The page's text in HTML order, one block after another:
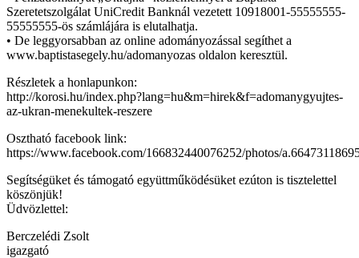
Szeretetszolgálat UniCredit Banknál vezetett 10918001-55555555-
55555555-ös számlájára is elutalhatja.
• De leggyorsabban az online adományozással segíthet a
www.baptistasegely.hu/adomanyozas oldalon keresztül.
Részletek a honlapunkon:
http://korosi.hu/index.php?lang=hu&m=hirek&f=adomanygyujtes-
az-ukran-menekultek-reszere
Osztható facebook link:
https://www.facebook.com/166832440076252/photos/
Segítségüket és támogató együttműködésüket ezúton is tisztelettel
köszönjük!
Üdvözlettel:
Berczelédi Zsolt
igazgató